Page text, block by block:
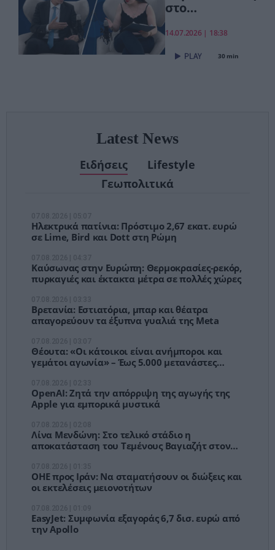
στο
«Το νέο ΕΣΥ
είναι ήδη εδώ
– Τέλος στις
14.07.2026 | 18:38
30 min
Latest News
Ειδήσεις
Lifestyle
Γεωπολιτικά
Ηλεκτρικά πατίνια: Πρόστιμο 2,67 εκατ. ευρώ
σε Lime, Bird και Dott στη Ρώμη
Καύσωνας στην Ευρώπη: Θερμοκρασίες-ρεκόρ,
πυρκαγιές και έκτακτα μέτρα σε πολλές χώρες
Βρετανία: Εστιατόρια, μπαρ και θέατρα
απαγορεύουν τα έξυπνα γυαλιά της Meta
Θέουτα: «Οι κάτοικοι είναι ανήμποροι και
γεμάτοι αγωνία» – Έως 5.000 μετανάστες
OpenAI: Ζητά την απόρριψη της αγωγής της
Apple για εμπορικά μυστικά
Λίνα Μενδώνη: Στο τελικό στάδιο η
αποκατάσταση του Τεμένους Βαγιαζήτ στον
ΟΗΕ προς Ιράν: Να σταματήσουν οι διώξεις και
οι εκτελέσεις μειονοτήτων
EasyJet: Συμφωνία εξαγοράς 6,7 δισ. ευρώ από
την Apollo